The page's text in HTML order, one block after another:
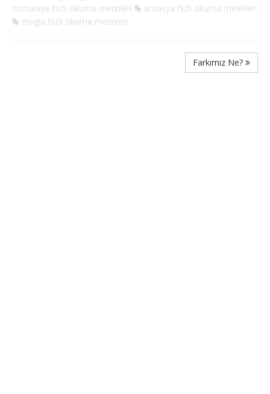
osmaniye hızlı okuma metinleri
amasya hızlı okuma metinleri
mugla hızlı okuma metinleri
Farkımız Ne?